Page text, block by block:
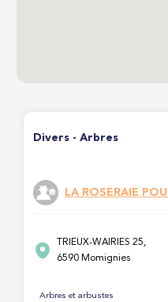
Divers - Arbres
LA ROSERAIE
TRIEUX-WAIRIES 25,
6590 Momignies
Arbres et arbustes